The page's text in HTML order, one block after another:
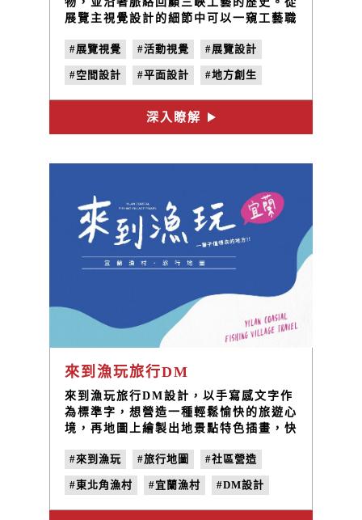
展覽主視覺設計的細節中可以一窺工藝職
技藝的紋理，也透過掌心匠域四字呼應展
場設計的各個區域內容。
#展覽視覺 #活動視覺 #展覽設計
#空間設計 #平面設計 #地方創生
#社區營造 #策展規劃 #工藝職人
深入瞭解
來到漁玩旅行DM
來到漁玩旅行DM設計，以手寫感文字作
為標準字，想營造一種輕鬆愉快的旅遊心
境，再地圖上繪製出地景點特色插畫，快
#來到漁玩
#旅行地圖 #社區營造
#東北角漁村 #宜蘭漁村 #DM設計
#視覺設計 #平面設計